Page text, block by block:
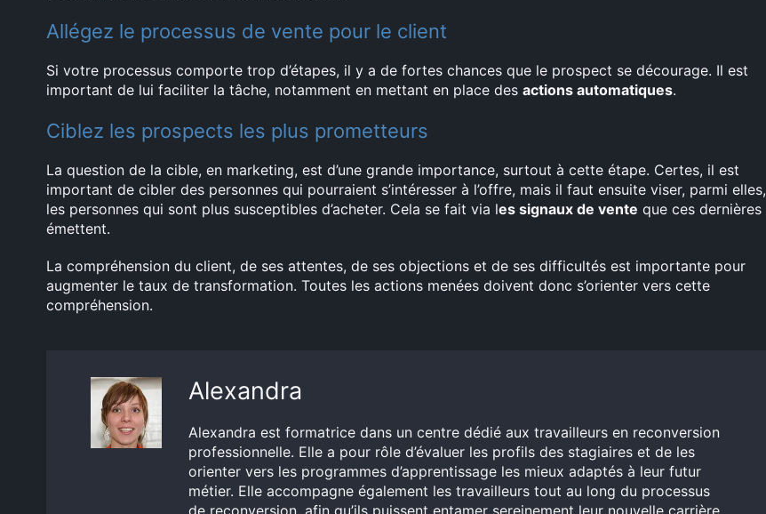
Allégez le processus de vente pour le client
Si votre processus comporte trop d’étapes, il y a de fortes chances que le prospect se décourage. Il est
important de lui faciliter la tâche, notamment en mettant en place des actions automatiques.
Ciblez les prospects les plus prometteurs
La question de la cible, en marketing, est d’une grande importance, surtout à cette étape. Certes, il est
important de cibler des personnes qui pourraient s’intéresser à l’offre, mais il faut ensuite viser, parmi elles,
les personnes qui sont plus susceptibles d’acheter. Cela se fait via les signaux de vente que ces dernières
émettent.
La compréhension du client, de ses attentes, de ses objections et de ses difficultés est importante pour
augmenter le taux de transformation. Toutes les actions menées doivent donc s’orienter vers cette
compréhension.
Alexandra
Alexandra est formatrice dans un centre dédié aux travailleurs en reconversion
professionnelle. Elle a pour rôle d’évaluer les profils des stagiaires et de les
orienter vers les programmes d’apprentissage les mieux adaptés à leur futur
métier. Elle accompagne également les travailleurs tout au long du processus
de reconversion, afin qu’ils puissent entamer sereinement leur nouvelle carrière.